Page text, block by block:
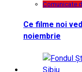
Comunicate
Ce filme noi
noiembrie